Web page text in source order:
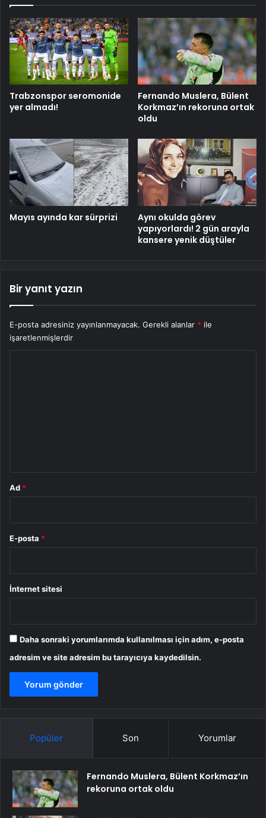
Trabzonspor seromonide
yer almadı!
Fernando Muslera, Bülent
Korkmaz’ın rekoruna ortak
oldu
Mayıs ayında kar sürprizi
Aynı okulda görev
yapıyorlardı! 2 gün arayla
kansere yenik düştüler
Bir yanıt yazın
E-posta adresiniz yayınlanmayacak. Gerekli alanlar * ile
işaretlenmişlerdir
Ad *
E-posta *
İnternet sitesi
Daha sonraki yorumlarımda kullanılması için adım, e-posta
adresim ve site adresim bu tarayıcıya kaydedilsin.
Popüler Son Yorumlar
Fernando Muslera, Bülent Korkmaz’ın
rekoruna ortak oldu